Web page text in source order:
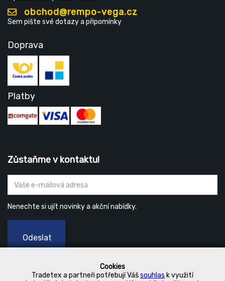
Cookies
Tradetex a partneři potřebují Vášsouhlas k využití
obchod@rempo-vega.cz
Sem pište své dotazy a připomínky
Doprava
Platby
Zůstaňme v kontaktu!
Nenechte si ujít novinky a akční nabídky.
Odeslat